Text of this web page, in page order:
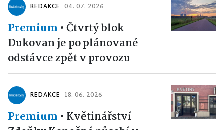
REDAKCE 04. 07. 2026
Premium •Čtvrtý blok
Dukovan je po plánované
odstávce zpět v provozu
REDAKCE 18. 06. 2026
Premium • Květinářství